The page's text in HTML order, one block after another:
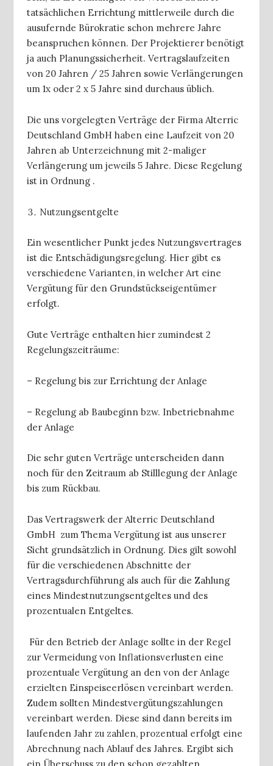
tatsächlichen Errichtung mittlerweile durch die
ausufernde Bürokratie schon mehrere Jahre
beanspruchen können. Der Projektierer benötigt
ja auch Planungssicherheit. Vertragslaufzeiten
von 20 Jahren / 25 Jahren sowie Verlängerungen
um 1x oder 2 x 5 Jahre sind durchaus üblich.
Die uns vorgelegten Verträge der Firma Alterric
Deutschland GmbH haben eine Laufzeit von 20
Jahren ab Unterzeichnung mit 2-maliger
Verlängerung um jeweils 5 Jahre. Diese Regelung
ist in Ordnung .
Nutzungsentgelte
Ein wesentlicher Punkt jedes Nutzungsvertrages
ist die Entschädigungsregelung. Hier gibt es
verschiedene Varianten, in welcher Art eine
Vergütung für den Grundstückseigentümer
erfolgt.
Gute Verträge enthalten hier zumindest 2
Regelungszeiträume:
– Regelung bis zur Errichtung der Anlage
– Regelung ab Baubeginn bzw. Inbetriebnahme
der Anlage
Die sehr guten Verträge unterscheiden dann
noch für den Zeitraum ab Stilllegung der Anlage
bis zum Rückbau.
Das Vertragswerk der Alterric Deutschland
GmbH zum Thema Vergütung ist aus unserer
Sicht grundsätzlich in Ordnung. Dies gilt sowohl
für die verschiedenen Abschnitte der
Vertragsdurchführung als auch für die Zahlung
eines Mindestnutzungsentgeltes und des
prozentualen Entgeltes.
Für den Betrieb der Anlage sollte in der Regel
zur Vermeidung von Inflationsverlusten eine
prozentuale Vergütung an den von der Anlage
erzielten Einspeiseerlösen vereinbart werden.
Zudem sollten Mindestvergütungszahlungen
vereinbart werden. Diese sind dann bereits im
laufenden Jahr zu zahlen, prozentual erfolgt eine
Abrechnung nach Ablauf des Jahres. Ergibt sich
ein Überschuss zu den schon gezahlten